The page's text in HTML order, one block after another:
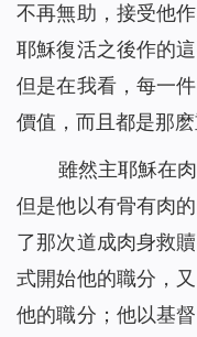
不再無助，接受他
耶穌復活之後作的
但是在我看，每一
價值，而且都是那麽
雖然主耶穌在
但是他以有骨有肉
了那次道成肉身救
式開始他的職分，
他的職分；他以基